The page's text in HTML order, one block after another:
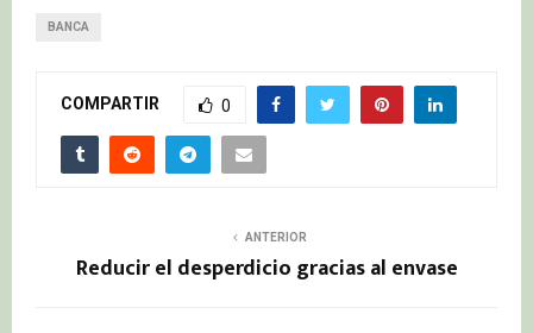
BANCA
COMPARTIR 0
ANTERIOR
Reducir el desperdicio gracias al envase